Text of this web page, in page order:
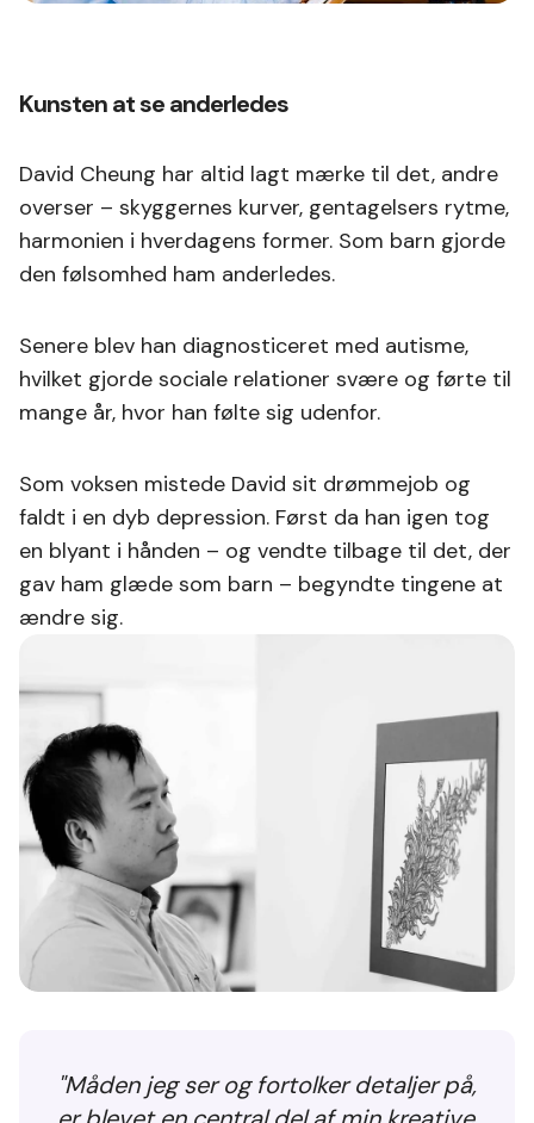
Kunsten at se anderledes
David Cheung har altid lagt mærke til det, andre
overser – skyggernes kurver, gentagelsers rytme,
harmonien i hverdagens former. Som barn gjorde
den følsomhed ham anderledes.
Senere blev han diagnosticeret med autisme,
hvilket gjorde sociale relationer svære og førte til
mange år, hvor han følte sig udenfor.
Som voksen mistede David sit drømmejob og
faldt i en dyb depression. Først da han igen tog
en blyant i hånden – og vendte tilbage til det, der
gav ham glæde som barn – begyndte tingene at
ændre sig.
"Måden jeg ser og fortolker detaljer på,